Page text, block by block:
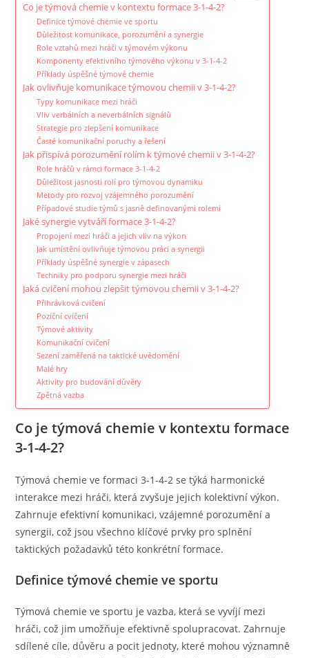
Co je týmová chemie v kontextu formace 3-1-4-2?
Definice týmové chemie ve sportu
Důležitost komunikace, porozumění a synergie
Role vztahů mezi hráči v týmovém výkonu
Komponenty efektivního týmového výkonu v 3-1-4-2
Příklady úspěšné týmové chemie
Jak ovlivňuje komunikace týmovou chemii v 3-1-4-2?
Typy komunikace mezi hráči
Vliv verbálních a neverbálních signálů
Strategie pro zlepšení komunikace
Časté komunikační poruchy a řešení
Jak přispívá porozumění rolím k týmové chemii v 3-1-4-2?
Role hráčů v rámci formace 3-1-4-2
Důležitost jasnosti rolí pro týmovou dynamiku
Metody pro rozvoj vzájemného porozumění
Případové studie týmů s jasně definovanými rolemi
Jaké synergie vytváří formace 3-1-4-2?
Propojení mezi hráči a jejich vliv na výkon
Jak umístění ovlivňuje týmovou práci a synergii
Příklady úspěšné synergie v zápasech
Techniky pro podporu synergie mezi hráči
Jaká cvičení mohou zlepšit týmovou chemii v 3-1-4-2?
Přihrávková cvičení
Poziční cvičení
Týmové aktivity
Komunikační cvičení
Sezení zaměřená na taktické uvědomění
Malé hry
Aktivity pro budování důvěry
Zpětná vazba
Co je týmová chemie v kontextu formace
3-1-4-2?
Týmová chemie ve formaci 3-1-4-2 se týká harmonické
interakce mezi hráči, která zvyšuje jejich kolektivní výkon.
Zahrnuje efektivní komunikaci, vzájemné porozumění a
synergii, což jsou všechno klíčové prvky pro splnění
taktických požadavků této konkrétní formace.
Definice týmové chemie ve sportu
Týmová chemie ve sportu je vazba, která se vyvíjí mezi
hráči, což jim umožňuje efektivně spolupracovat. Zahrnuje
sdílené cíle, důvěru a pocit jednoty, které mohou významně